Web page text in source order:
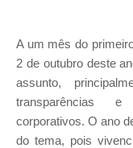
A um mês do
2 de outubro deste
assunto,
transparências e
corporativos. O ano
do tema, pois